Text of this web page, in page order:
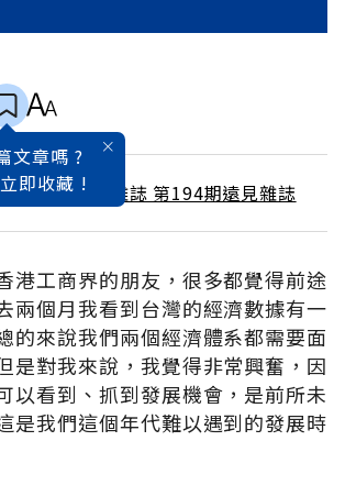
文章嗎 ?
即收藏 !/ 8月號雜誌 第194期遠見雜誌
港工商界的朋友，很多都覺得前途
兩個月我看到台灣的經濟數據有一
的來說我們兩個經濟體系都需要面
是對我來說，我覺得非常興奮，因
以看到、抓到發展機會，是前所未
是我們這個年代難以遇到的發展時